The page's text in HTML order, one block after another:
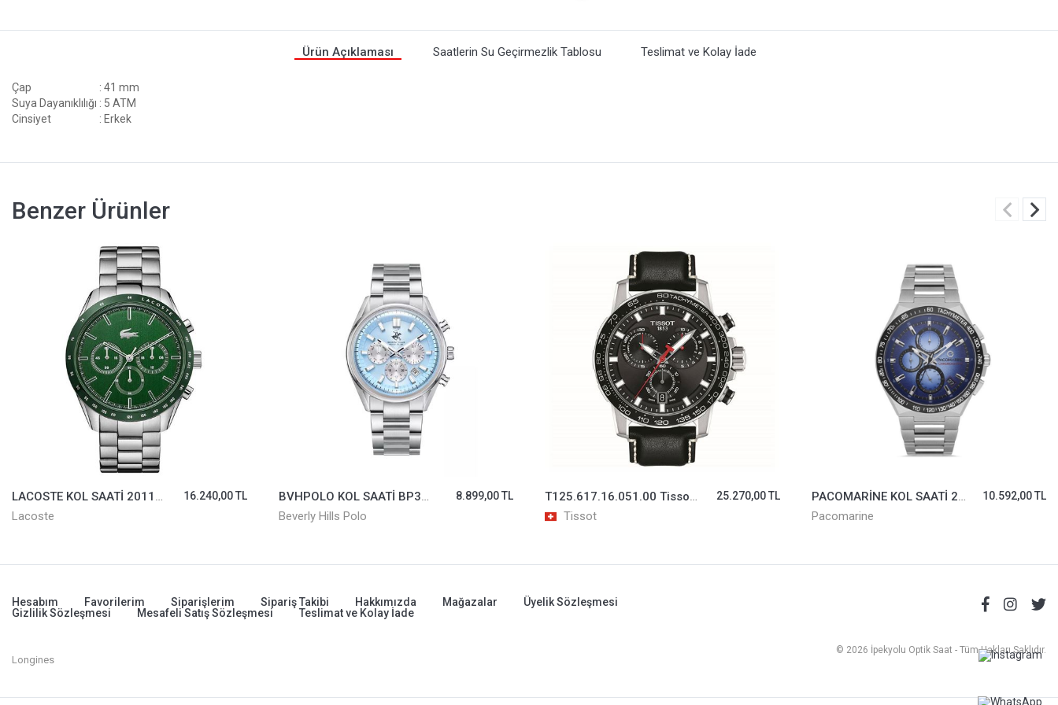
Ürün Açıklaması Saatlerin Su Geçirmezlik Tablosu Teslimat ve Kolay İade
Çap
: 41 mm
Suya Dayanıklılığı : 5 ATM
Cinsiyet
: Erkek
Benzer Ürünler
LACOSTE KOL SAATİ 2011080
Lacoste
16.240,00 TL
BVHPOLO KOL SAATİ BP3781X.300
Beverly Hills Polo
8.899,00 TL
T125.617.16.051.00 Tissot Supersport Chorono Erkek Kol Saati T1256171605100
Tissot
25.270,00 TL
PACOMARİNE KOL SAATİ 25501-04
Pacomarine
10.592,00 TL
Hesabım Favorilerim Siparişlerim Sipariş Takibi Hakkımızda Mağazalar
Üyelik Sözleşmesi
Gizlilik Sözleşmesi
Mesafeli Satış Sözleşmesi Teslimat ve Kolay İade
Longines
© 2026 İpekyolu Optik Saat - Tüm Hakları Saklıdır.